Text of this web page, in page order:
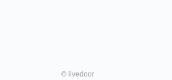
© livedoor